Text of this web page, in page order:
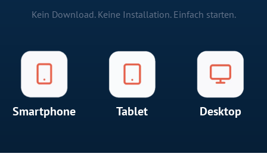
Kein Download. Keine Installation. Einfach starten.
Smartphone Tablet Desktop